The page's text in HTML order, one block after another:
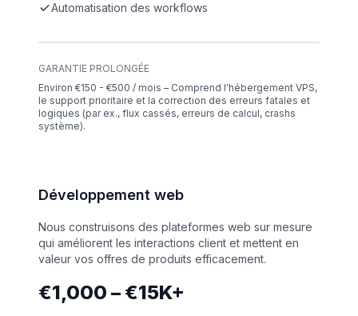
Automatisation des workflows
GARANTIE PROLONGÉE
Environ €150 - €500 / mois – Comprend l'hébergement VPS,
le support prioritaire et la correction des erreurs fatales et
logiques (par ex., flux cassés, erreurs de calcul, crashs
système).
Développement web
Nous construisons des plateformes web sur mesure
qui améliorent les interactions client et mettent en
valeur vos offres de produits efficacement.
€1,000 – €15K+